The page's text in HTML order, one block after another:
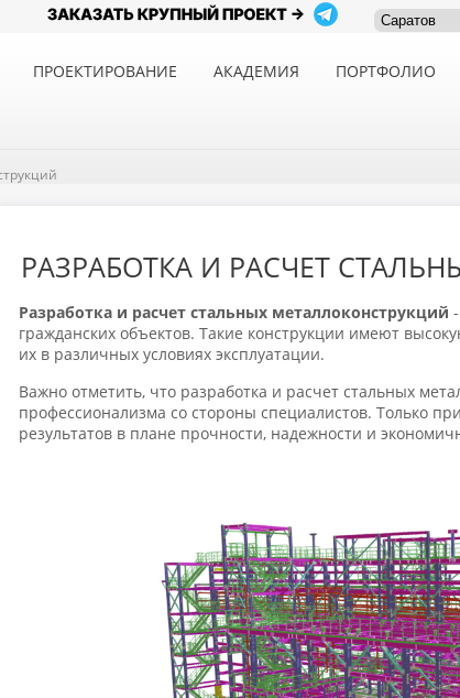
ПРОЕКТИРОВАНИЕ АКАДЕМИЯ ПОРТФОЛИО
РАЗРАБОТКА И РАСЧЕТ
Разработка и расчет стальных металлоконструкций
гражданских объектов. Такие конструкции имеют
их в различных условиях эксплуатации.
Важно отметить, что разработка и расчет стальных
профессионализма со стороны специалистов. Только
результатов в плане прочности, надежности и